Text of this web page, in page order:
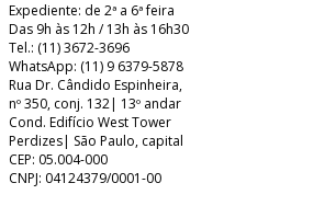
Expediente: de 2ª a 6ª feira
Das 9h às 12h / 13h às 16h30
Tel.: (11) 3672-3696
WhatsApp: (11) 9 6379-5878
Rua Dr. Cândido Espinheira,
nº 350, conj. 132| 13º andar
Cond. Edifício West Tower
Perdizes| São Paulo, capital
CEP: 05.004-000
CNPJ: 04124379/0001-00